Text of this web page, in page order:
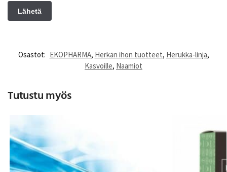
Osastot: EKOPHARMA, Herkän ihon tuotteet, Herukka-linja,
Kasvoille, Naamiot
Tutustu myös